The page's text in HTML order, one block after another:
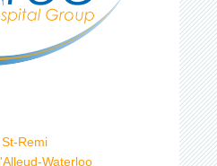
Remi
Waterloo